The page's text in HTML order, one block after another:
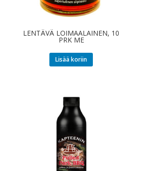
LENTÄVÄ LOIMAALAINEN, 10
PRK ME
Lisää koriin